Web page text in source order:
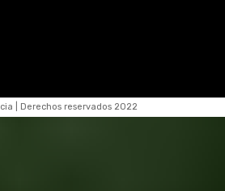
| Derechos reservados 2022